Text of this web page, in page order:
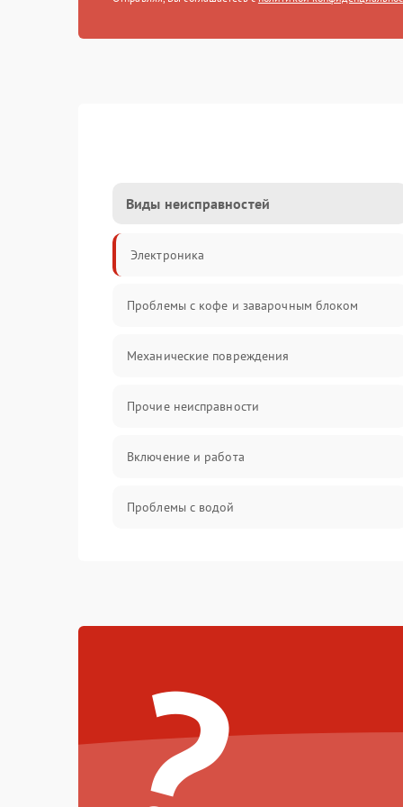
Виды неисправностей
Электроника
Проблемы с кофе и заварочным блоком
Механические повреждения
Прочие неисправности
Включение и работа
Проблемы с водой